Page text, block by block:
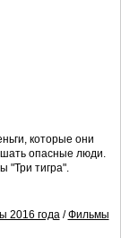
которые они
опасные люди.
"Три тигра".
2016 года/Фильмы